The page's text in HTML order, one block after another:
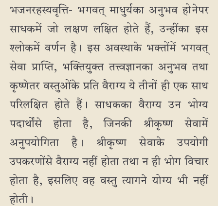
भजनरहस्यवृत्ति- भगवत् माधुर्यका अनुभव होनेपर
साधकमें जो लक्षण लक्षित होते हैं, उन्हींका इस
श्लोकमें वर्णन है। इस अवस्थाके भक्तोंमें भगवत्
सेवा प्राप्ति, भक्तियुक्त तत्त्वज्ञानका अनुभव तथा
कृष्णेतर वस्तुओंके प्रति वैराग्य ये तीनों ही एक साथ
परिलक्षित होते हैं। साधकका वैराग्य उन भोग्य
पदार्थोंसे होता है, जिनकी श्रीकृष्ण सेवामें
अनुपयोगिता है। श्रीकृष्ण सेवाके उपयोगी
उपकरणोंसे वैराग्य नहीं होता तथा न ही भोग विचार
होता है, इसलिए वह वस्तु त्यागने योग्य भी नहीं
होती।